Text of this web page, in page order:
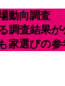
動向調査
調査結果が
家選びの参